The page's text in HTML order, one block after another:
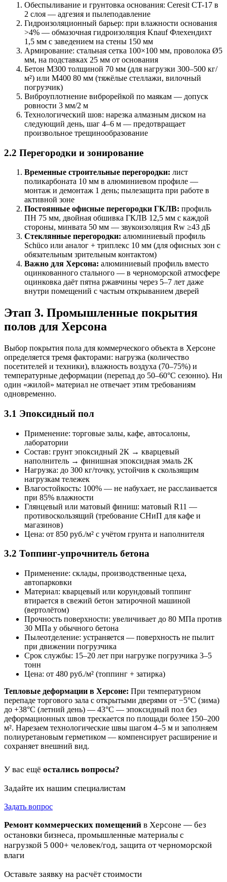
Обеспыливание и грунтовка основания: Ceresit CT-17 в
2 слоя — адгезия и пылеподавление
Гидроизоляционный барьер: при влажности основания
>4% — обмазочная гидроизоляция Knauf Флехендихт
1,5 мм с заведением на стены 150 мм
Армирование: стальная сетка 100×100 мм, проволока Ø5
мм, на подставках 25 мм от основания
Бетон М300 толщиной 70 мм (для нагрузки 300–500 кг/
м²) или М400 80 мм (тяжёлые стеллажи, вилочный
погрузчик)
Виброуплотнение виброрейкой по маякам — допуск
ровности 3 мм/2 м
Технологический шов: нарезка алмазным диском на
следующий день, шаг 4–6 м — предотвращает
произвольное трещинообразование
2.2 Перегородки и зонирование
Временные строительные перегородки: лист
поликарбоната 10 мм в алюминиевом профиле —
монтаж и демонтаж 1 день; пылезащита при работе в
активной зоне
Постоянные офисные перегородки ГКЛВ: профиль
ПН 75 мм, двойная обшивка ГКЛВ 12,5 мм с каждой
стороны, минвата 50 мм — звукоизоляция Rw ≥43 дБ
Стеклянные перегородки: алюминиевый профиль
Schüco или аналог + триплекс 10 мм (для офисных зон с
обязательным зрительным контактом)
Важно для Херсона: алюминиевый профиль вместо
оцинкованного стального — в черноморской атмосфере
оцинковка даёт пятна ржавчины через 5–7 лет даже
внутри помещений с частым открыванием дверей
Этап 3. Промышленные покрытия
полов для Херсона
Выбор покрытия пола для коммерческого объекта в Херсоне
определяется тремя факторами: нагрузка (количество
посетителей и техники), влажность воздуха (70–75%) и
температурные деформации (перепад до 50–60°C сезонно). Ни
один «жилой» материал не отвечает этим требованиям
одновременно.
3.1 Эпоксидный пол
Применение: торговые залы, кафе, автосалоны,
лаборатории
Состав: грунт эпоксидный 2К → кварцевый
наполнитель → финишная эпоксидная эмаль 2К
Нагрузка: до 300 кг/точку, устойчив к скользящим
нагрузкам тележек
Влагостойкость: 100% — не набухает, не расслаивается
при 85% влажности
Глянцевый или матовый финиш: матовый R11 —
противоскользящий (требование СНиП для кафе и
магазинов)
Цена: от 850 руб./м² с учётом грунта и наполнителя
3.2 Топпинг-упрочнитель бетона
Применение: склады, производственные цеха,
автопарковки
Материал: кварцевый или корундовый топпинг
втирается в свежий бетон затирочной машиной
(вертолётом)
Прочность поверхности: увеличивает до 80 МПа против
30 МПа у обычного бетона
Пылеотделение: устраняется — поверхность не пылит
при движении погрузчика
Срок службы: 15–20 лет при нагрузке погрузчика 3–5
тонн
Цена: от 480 руб./м² (топпинг + затирка)
Тепловые деформации в Херсоне: При температурном
перепаде торгового зала с открытыми дверями от −5°C (зима)
до +38°C (летний день) — 43°C — эпоксидный пол без
деформационных швов трескается по площади более 150–200
м². Нарезаем технологические швы шагом 4–5 м и заполняем
полиуретановым герметиком — компенсирует расширение и
сохраняет внешний вид.
У вас ещё остались вопросы?
Задайте их нашим специалистам
Задать вопрос
Ремонт коммерческих помещений в Херсоне — без
остановки бизнеса, промышленные материалы с
нагрузкой 5 000+ человек/год, защита от черноморской
влаги
Оставьте заявку на расчёт стоимости